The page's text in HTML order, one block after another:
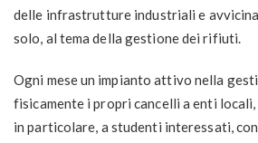
delle infrastrutture industriali e
solo, al tema della gestione dei rifiuti.
Ogni mese un impianto attivo nella
fisicamente i propri cancelli a enti
in particolare, a studenti interessati,